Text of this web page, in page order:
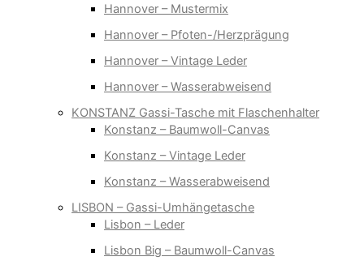
Hannover – Mustermix
Hannover – Pfoten-/Herzprägung
Hannover – Vintage Leder
Hannover – Wasserabweisend
KONSTANZ Gassi-Tasche mit Flaschenhalter
Konstanz – Baumwoll-Canvas
Konstanz – Vintage Leder
Konstanz – Wasserabweisend
LISBON – Gassi-Umhängetasche
Lisbon – Leder
Lisbon Big – Baumwoll-Canvas